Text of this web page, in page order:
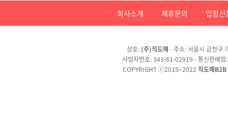
회사소개 제휴문의 입점신
상호: (주)직도매 - 주소: 서울시 금천구
사업자번호: 343-81-02919 - 통신판매
COPYRIGHT ⓒ2015~2022 직도매B2B